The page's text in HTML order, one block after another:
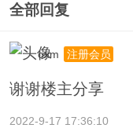
全部回复
oxm 注册会员
谢谢楼主分享
2022-9-17 17:36:10